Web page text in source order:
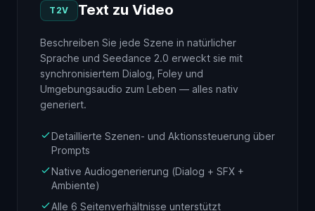
T2V Text zu Video
Beschreiben Sie jede Szene in natürlicher
Sprache und Seedance 2.0 erweckt sie mit
synchronisiertem Dialog, Foley und
Umgebungsaudio zum Leben — alles nativ
generiert.
Detaillierte Szenen- und Aktionssteuerung über
Prompts
Native Audiogenerierung (Dialog + SFX +
Ambiente)
Alle 6 Seitenverhältnisse unterstützt